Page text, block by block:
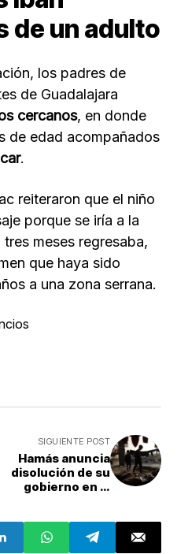
de un adulto
los padres de
de Guadalajara
cercanos, en donde
de edad acompañados
.
reiteraron que el niño
porque se iría a la
meses regresaba,
que haya sido
a una zona serrana.
SIGUIENTE POST
Hamás anuncia
disolución de su
gobierno en la